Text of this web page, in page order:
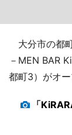
大分市の都
－MEN BAR
都町3）がオー
「